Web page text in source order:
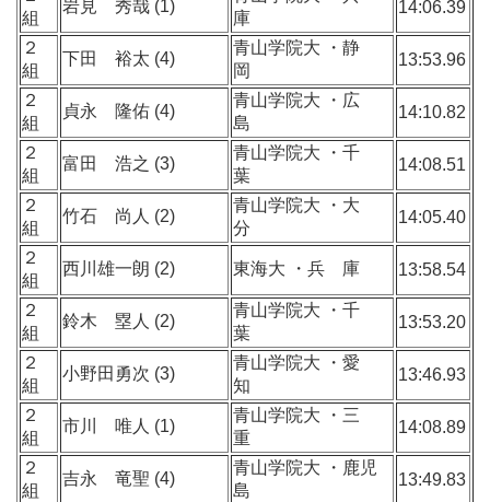
組
岩見 秀哉 (1)
庫
14:06.39
２
組
下田 裕太 (4)
青山学院大 ・静
岡
13:53.96
２
組
貞永 隆佑 (4)
青山学院大 ・広
島
14:10.82
２
組
富田 浩之 (3)
青山学院大 ・千
葉
14:08.51
２
組
竹石 尚人 (2)
青山学院大 ・大
分
14:05.40
２
組
西川雄一朗 (2) 東海大 ・兵 庫 13:58.54
２
組
鈴木 塁人 (2)
青山学院大 ・千
葉
13:53.20
２
組
小野田勇次 (3)
青山学院大 ・愛
知
13:46.93
２
組
市川 唯人 (1)
青山学院大 ・三
重
14:08.89
２
組
吉永 竜聖 (4)
青山学院大 ・鹿児
島
13:49.83